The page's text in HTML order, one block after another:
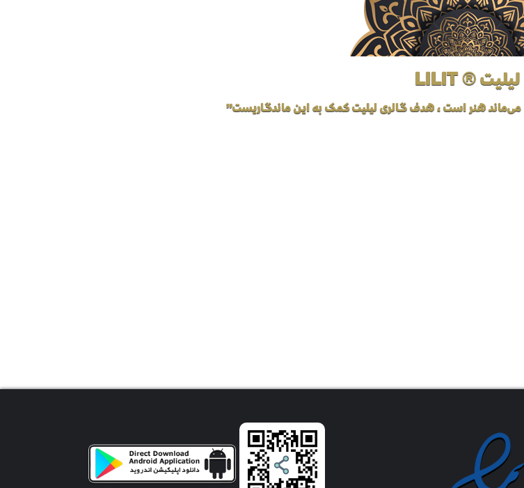
لیلیت ® LILIT
می‌ماند هنر است، هدف گالری لیلیت کمک به این ماندگاریست”